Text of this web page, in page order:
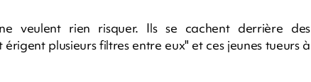
veulent rien risquer. Ils se cachent derrière des
plusieurs filtres entre eux" et ces jeunes tueurs à